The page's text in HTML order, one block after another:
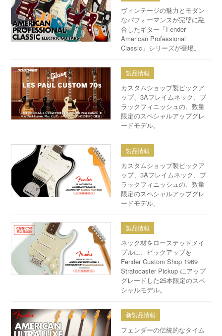
ヴィンテージの魅力とモダン
なパフォーマンスが完璧に融
合したギター「Fender
American Professional
Classic」シリーズが登場。
製品情報
カスタムショップ製ピックア
ップ、3Aフレイムネック、ブ
ラックフィニッシュの、数量
限定のスペシャルアップグレ
ードモデル。
製品情報
カスタムショップ製ピックア
ップ、3Aフレイムネック、ブ
ラックフィニッシュの、数量
限定のスペシャルアップグレ
ードモデル。
製品情報
ネック材をローステッドメイ
プルに、ピックアップを
Fender Custom Shop 1969
Stratocaster Pickup にアップ
グレードした25本限定のスペ
シャルモデル。
新製品情報
フェンダーの伝統的なタイム